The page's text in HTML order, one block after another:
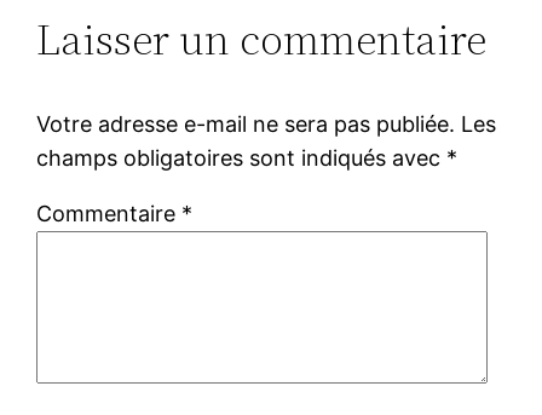
Laisser un commentaire
Votre adresse e-mail ne sera pas publiée. Les
champs obligatoires sont indiqués avec *
Commentaire *